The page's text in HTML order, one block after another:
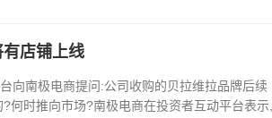
店铺上线
南极电商提问:公司收购的贝拉维拉品牌后续
何时推向市场?南极电商在投资者互动平台表示,